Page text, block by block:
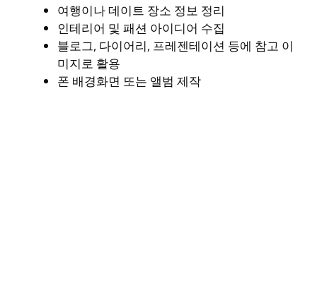
여행이나 데이트 장소 정보 정리
인테리어 및 패션 아이디어 수집
블로그, 다이어리, 프레젠테이션 등에 참고 이
미지로 활용
폰 배경화면 또는 앨범 제작